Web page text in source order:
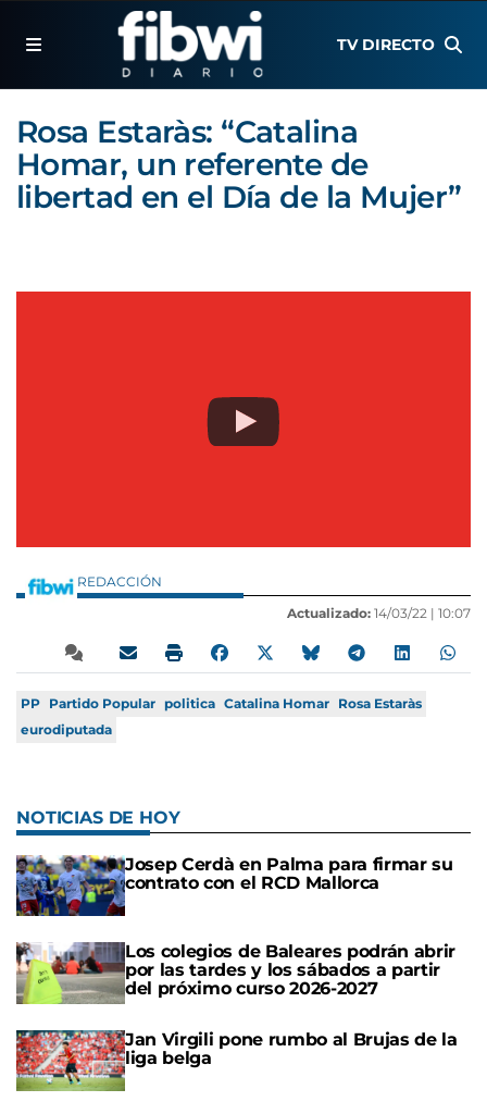
TV DIRECTO
Rosa Estaràs: “Catalina
Homar, un referente de
libertad en el Día de la Mujer”
REDACCIÓN
Actualizado: 14/03/22 | 10:07
PP Partido Popular politica Catalina Homar Rosa Estaràs
eurodiputada
NOTICIAS DE HOY
Josep Cerdà en Palma para firmar su
contrato con el RCD Mallorca
Los colegios de Baleares podrán abrir
por las tardes y los sábados a partir
del próximo curso 2026-2027
Jan Virgili pone rumbo al Brujas de la
liga belga